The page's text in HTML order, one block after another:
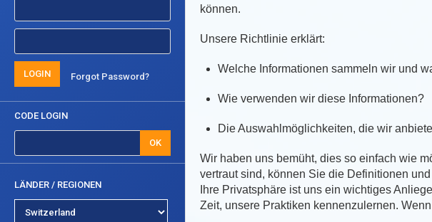
LOGIN Forgot Password?
CODE LOGIN
OK
LÄNDER / REGIONEN
können.
Unsere Richtlinie erklärt:
Welche Informationen sammeln wir und
Wie verwenden wir diese Informationen?
Die Auswahlmöglichkeiten, die wir
Wir haben uns bemüht, dies so einfach wie
vertraut sind, können Sie die Definitionen
Ihre Privatsphäre ist uns ein wichtiges
Zeit, unsere Praktiken kennenzulernen.